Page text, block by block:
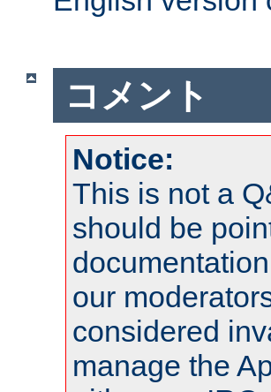
コメント
Notice:
This is not a
should be
our
considered
manage the